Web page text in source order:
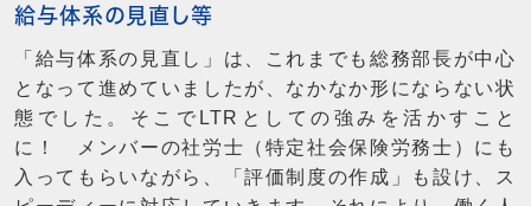
給与体系の見直し等
「給与体系の見直し」は、これまでも総務部長が中心
となって進めていましたが、なかなか形にならない状
態でした。そこでLTRとしての強みを活かすこと
に！ メンバーの社労士（特定社会保険労務士）にも
入ってもらいながら、「評価制度の作成」も設け、ス